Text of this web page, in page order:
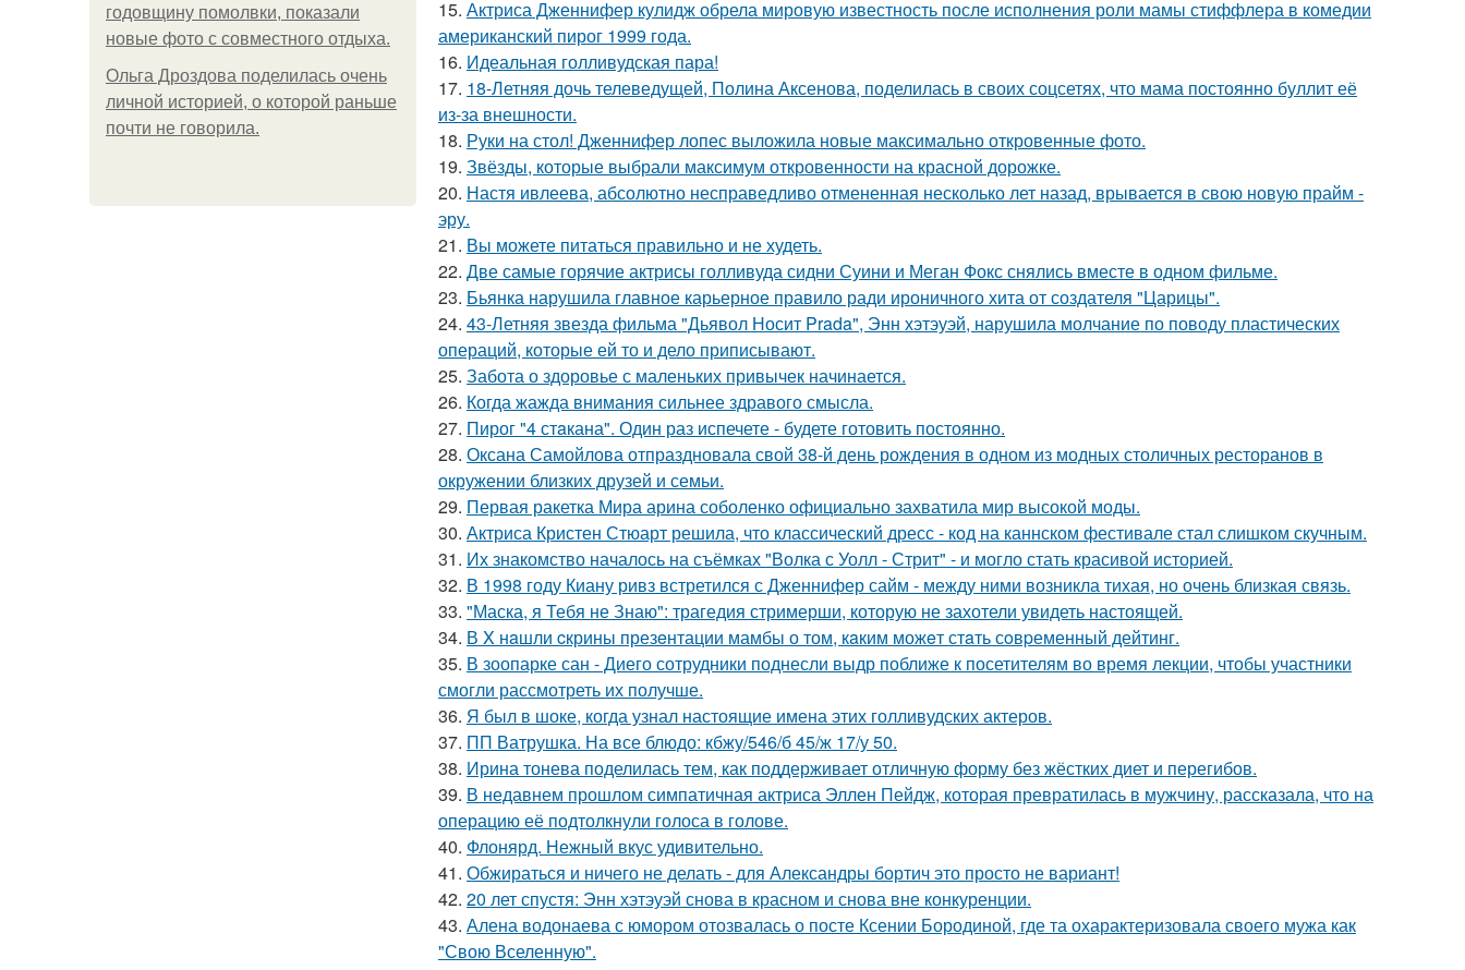
годовщину помолвки, показали
новые фото с совместного отдыха.
Ольга Дроздова поделилась очень
личной историей, о которой раньше
почти не говорила.
15. Актриса Дженнифер кулидж обрела мировую известность после исполнения роли мамы стиффлера в комедии
американский пирог 1999 года.
16. Идеальная голливудская пара!
17. 18-Летняя дочь телеведущей, Полина Аксенова, поделилась в своих соцсетях, что мама постоянно буллит её
из-за внешности.
18. Руки на стол! Дженнифер лопес выложила новые максимально откровенные фото.
19. Звёзды, которые выбрали максимум откровенности на красной дорожке.
20. Настя ивлеева, абсолютно несправедливо отмененная несколько лет назад, врывается в свою новую прайм -
эру.
21. Вы можете питаться правильно и не худеть.
22. Две самые горячие актрисы голливуда сидни Суини и Меган Фокс снялись вместе в одном фильме.
23. Бьянка нарушила главное карьерное правило ради ироничного хита от создателя "Царицы".
24. 43-Летняя звезда фильма "Дьявол Носит Prada", Энн хэтэуэй, нарушила молчание по поводу пластических
операций, которые ей то и дело приписывают.
25. Забота о здоровье с маленьких привычек начинается.
26. Когда жажда внимания сильнее здравого смысла.
27. Пирог "4 стaкана". Один раз испечете - будете готовить постоянно.
28. Оксана Самойлова отпраздновала свой 38-й день рождения в одном из модных столичных ресторанов в
окружении близких друзей и семьи.
29. Первая ракетка Мира арина соболенко официально захватила мир высокой моды.
30. Актриса Кристен Стюарт решила, что классический дресс - код на каннском фестивале стал слишком скучным.
31. Их знакомство началось на съёмках "Волка с Уолл - Стрит" - и могло стать красивой историей.
32. В 1998 году Киану ривз встретился с Дженнифер сайм - между ними возникла тихая, но очень близкая связь.
33. "Маска, я Тебя не Знаю": трагедия стримерши, которую не захотели увидеть настоящей.
34. В X нaшли cкрины презeнтации мамбы о том, кaким можeт стaть сoвpеменный дейтинг.
35. В зоопарке сан - Диего сотрудники поднесли выдр поближе к посетителям во время лекции, чтобы участники
смогли рассмотреть их получше.
36. Я был в шоке, когда узнал настоящие имена этих голливудских актеров.
37. ПП Ватрушка. На все блюдо: кбжу/546/б 45/ж 17/у 50.
38. Ирина тонева поделилась тем, как поддерживает отличную форму без жёстких диет и перегибов.
39. В недавнем прошлом симпатичная актриса Эллен Пейдж, которая превратилась в мужчину, рассказала, что на
операцию её подтолкнули голоса в голове.
40. Флонярд. Нежный вкус удивительно.
41. Обжираться и ничего не делать - для Александры бортич это просто не вариант!
42. 20 лет спустя: Энн хэтэуэй снова в красном и снова вне конкуренции.
43. Алена водонаева с юмором отозвалась о посте Ксении Бородиной, где та охарактеризовала своего мужа как
"Свою Вселенную".